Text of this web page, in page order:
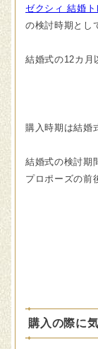
ゼクシィ 結婚
の検討時期とし
結婚式の12カ月
購入時期は結婚
結婚式の検討期
プロポーズの前
購入の際に